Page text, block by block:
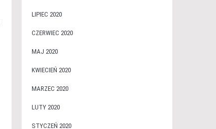
LIPIEC 2020
CZERWIEC 2020
MAJ 2020
KWIECIEŃ 2020
MARZEC 2020
LUTY 2020
STYCZEŃ 2020